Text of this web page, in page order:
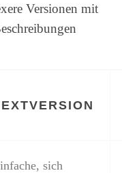
Versionen mit
sich